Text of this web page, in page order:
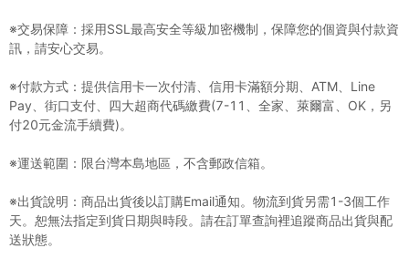
※交易保障：採用SSL最高安全等級加密機制，保障您的個資與付款資
訊，請安心交易。
※付款方式：提供信用卡一次付清、信用卡滿額分期、ATM、Line
Pay、街口支付、四大超商代碼繳費(7-11、全家、萊爾富、OK，另
付20元金流手續費)。
※運送範圍：限台灣本島地區，不含郵政信箱。
※出貨說明：商品出貨後以訂購Email通知。物流到貨另需1-3個工作
天。恕無法指定到貨日期與時段。請在訂單查詢裡追蹤商品出貨與配
送狀態。